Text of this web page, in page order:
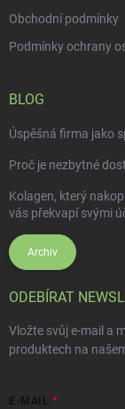
Obchodní podmínky
Podmínky ochrany
BLOG
Úspěšná firma jako
Proč je nezbytné
Kolagen, který
vás překvapí svými
Archiv
ODEBÍRAT
Vložte svůj e-mail a
produktech na
E-MAIL